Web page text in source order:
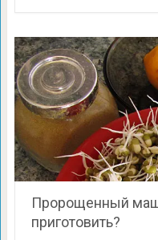
Пророщенный маш
приготовить?